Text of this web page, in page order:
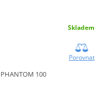
Skladem
Porovnat
PHANTOM 100